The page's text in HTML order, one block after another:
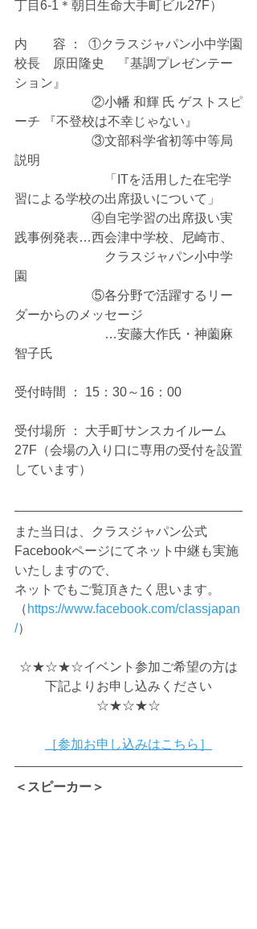
丁目6-1＊朝日生命大手町ビル27F）
内　　容 ：  ①クラスジャパン小中学園
校長　原田隆史　『基調プレゼンテー
ション』
②小幡 和輝 氏 ゲストスピ
ーチ 『不登校は不幸じゃない』
③文部科学省初等中等局
説明
「ITを活用した在宅学
習による学校の出席扱いについて」
④自宅学習の出席扱い実
践事例発表…西会津中学校、尼崎市、
クラスジャパン小中学
園
⑤各分野で活躍するリー
ダーからのメッセージ
…安藤大作氏・神薗麻
智子氏
受付時間 ： 15：30～16：00
受付場所 ： 大手町サンスカイルーム
27F（会場の入り口に専用の受付を設置
しています）
また当日は、クラスジャパン公式
Facebookページにてネット中継も実施
いたしますので、
ネットでもご覧頂きたく思います。
（ https://www.facebook.com/classjapan
/）
☆★☆★☆イベント参加ご希望の方は
下記よりお申し込みください
☆★☆★☆
［参加お申し込みはこちら］
＜スピーカー＞